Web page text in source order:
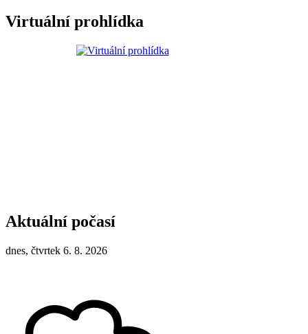
Virtuální prohlídka
Aktuální počasí
dnes, čtvrtek 6. 8. 2026